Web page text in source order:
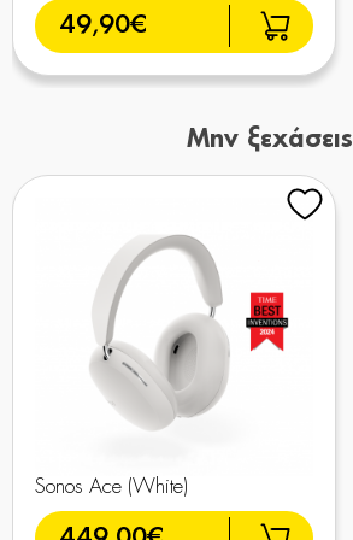
49,90€
Μην ξεχάσεις
Sonos Ace (White)